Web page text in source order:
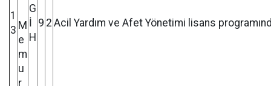
1
3 M
e
m
u
r
G
İ
H
9 2 Acil Yardım ve Afet Yönetimi lisans